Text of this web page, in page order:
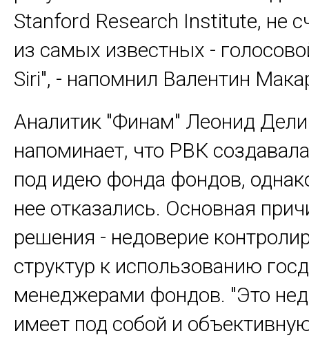
Stanford Research Institute, не
из самых известных -
Siri", - напомнил Валентин
Аналитик "Финам" Леонид
напоминает, что РВК
под идею фонда фондов,
нее отказались. Основная
решения - недоверие
структур к использованию
менеджерами фондов. "Это
имеет под собой и